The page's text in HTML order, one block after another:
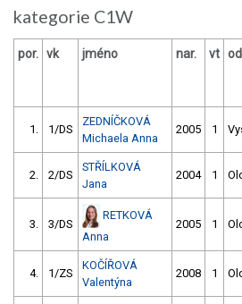
kategorie C1W
por. vk jméno nar. vt
1. 1/DS
ZEDNÍČKOVÁ
Michaela Anna
2005 1
2. 2/DS
STŘÍLKOVÁ
Jana
2004 1
3. 3/DS
RETKOVÁ
Anna
2005 1
4. 1/ZS
KOČÍŘOVÁ
Valentýna
2008 1